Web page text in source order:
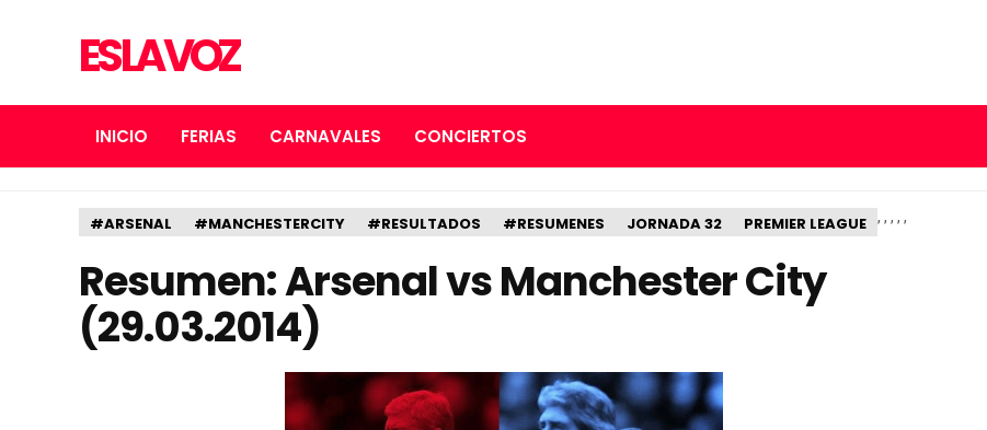
ES LA VOZ
INICIO FERIAS CARNAVALES CONCIERTOS
#ARSENAL ,
#MANCHESTERCITY ,
#RESULTADOS ,
#RESUMENES ,
JORNADA 32 ,
PREMIER LEAGUE
Resumen: Arsenal vs Manchester City
(29.03.2014)